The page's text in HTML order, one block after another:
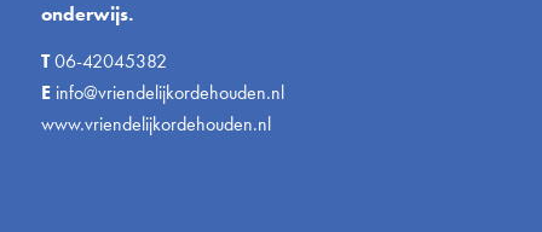
onderwijs.
T06-42045382
E info@vriendelijkordehouden.nl
www.vriendelijkordehouden.nl